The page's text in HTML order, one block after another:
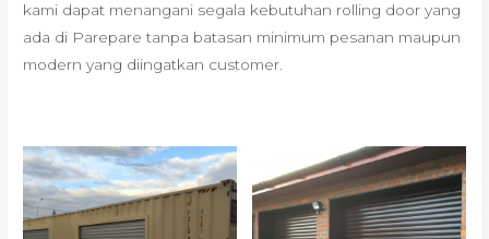
kami dapat menangani segala kebutuhan rolling door yang
ada di Parepare tanpa batasan minimum pesanan maupun
modern yang diingatkan customer.